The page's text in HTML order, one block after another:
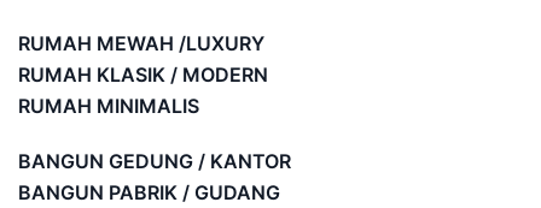
RUMAH MEWAH /LUXURY
RUMAH KLASIK / MODERN
RUMAH MINIMALIS
BANGUN GEDUNG / KANTOR
BANGUN PABRIK / GUDANG